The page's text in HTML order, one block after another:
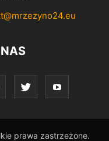
prawa zastrzeżone.